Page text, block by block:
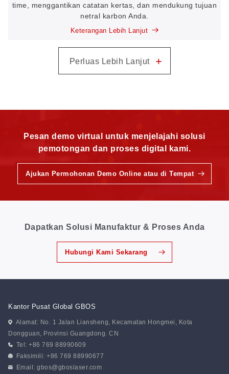
time, menggantikan catatan kertas, dan mendukung tujuan
netral karbon Anda.
Keterangan Lebih Lanjut
Perluas Lebih Lanjut +
Pesan demo virtual untuk menjelajahi solusi
pemotongan dan proses digital kami.
Ajukan Permohonan Demo Online atau di Tempat
Dapatkan Solusi Manufaktur & Proses Anda
Hubungi Kami Sekarang
Kantor Pusat Global GBOS
Alamat: No. 1 Jalan Liansheng, Kecamatan Hongmei, Kota
Dongguan, Provinsi Guangdong. CN
Tel: +86 769 88990609
Faksimili: +86 769 88990677
Email:gbos@gboslaser.com